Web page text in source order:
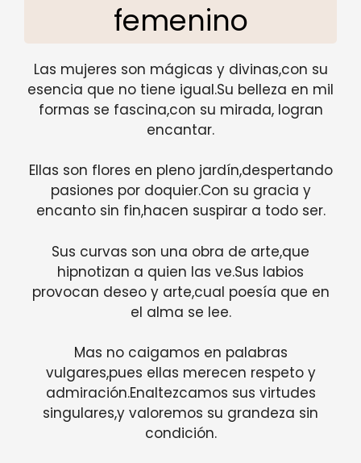
femenino
Las mujeres son mágicas y divinas,con su
esencia que no tiene igual.Su belleza en mil
formas se fascina,con su mirada, logran
encantar.
Ellas son flores en pleno jardín,despertando
pasiones por doquier.Con su gracia y
encanto sin fin,hacen suspirar a todo ser.
Sus curvas son una obra de arte,que
hipnotizan a quien las ve.Sus labios
provocan deseo y arte,cual poesía que en
el alma se lee.
Mas no caigamos en palabras
vulgares,pues ellas merecen respeto y
admiración.Enaltezcamos sus virtudes
singulares,y valoremos su grandeza sin
condición.